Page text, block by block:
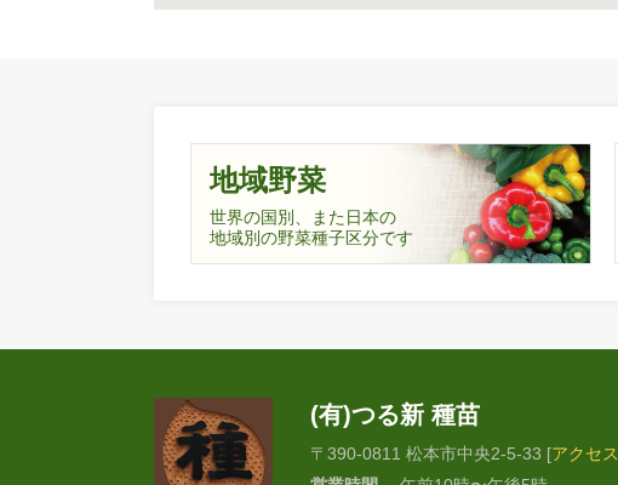
地域野菜
世界の国別、また日本の
地域別の野菜種子区分です
(有)つる新 種苗
〒390-0811 松本市中央2-5-33 [アクセス